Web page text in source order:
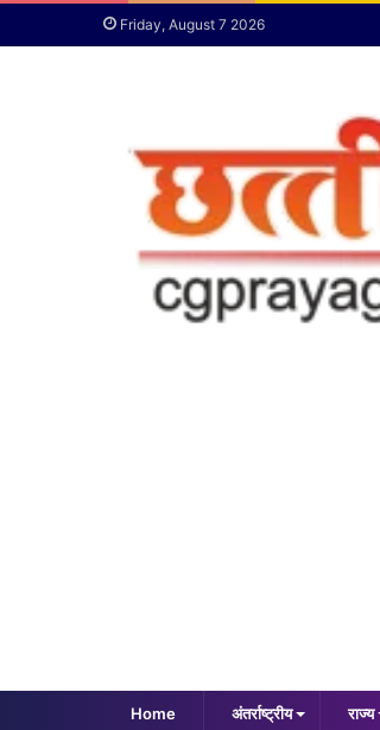
Friday, August 7 2026
Home अंतर्राष्ट्रीय राज्य